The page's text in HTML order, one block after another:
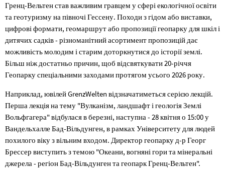
Гренц-Вельтен став важливим гравцем у сфері екологічної освіти
та геотуризму на півночі Гессену. Походи з гідом або виставки,
цифрові формати, геомаршрут або пропозиції геопарку для шкіл і
дитячих садків - різноманітний асортимент пропозицій дає
можливість молодим і старим доторкнутися до історії землі.
Більш ніж достатньо причин, щоб відсвяткувати 20-річчя
Геопарку спеціальними заходами протягом усього 2026 року.
Наприклад, ювілей GrenzWelten відзначатиметься серією лекцій.
Перша лекція на тему "Вулканізм, ландшафт і геологія Землі
Вольфгагера" відбулася в березні, наступна - 28 квітня о 15:00 у
Вандельхалле Бад-Вільдунген, в рамках Університету для людей
похилого віку з вільним входом. Директор геопарку д-р Георг
Брессер виступить з темою "Океани, вогняні гори та мінеральні
джерела - регіон Бад-Вільдунген та геопарк Гренц-Вельтен".